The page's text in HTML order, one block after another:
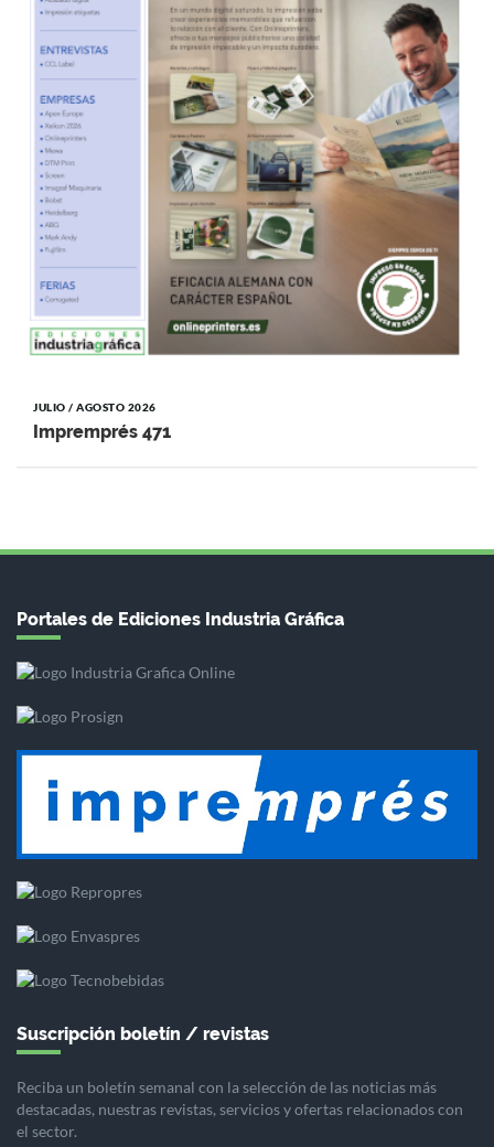
JULIO / AGOSTO 2026
Impremprés 471
Portales de Ediciones Industria Gráfica
Suscripción boletín / revistas
Reciba un boletín semanal con la selección de las noticias más
destacadas, nuestras revistas, servicios y ofertas relacionados con
el sector.